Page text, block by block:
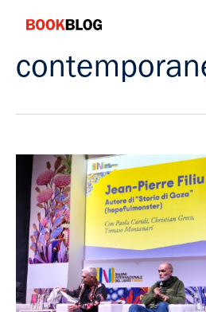
Bookblog